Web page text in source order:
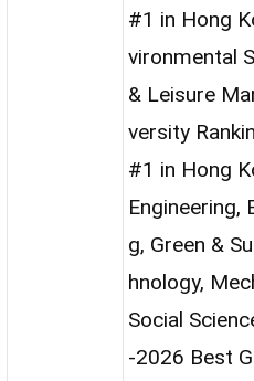
#1 in Hong
vironmental
& Leisure
versity
#1 in Hong
Engineering,
g, Green &
hnology,
Social
-2026 Best